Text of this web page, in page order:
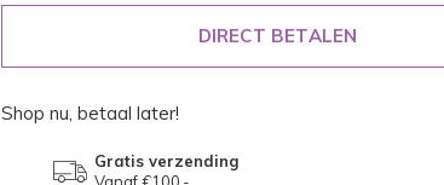
DIRECT BETALEN
Shop nu, betaal later!
Gratis verzending